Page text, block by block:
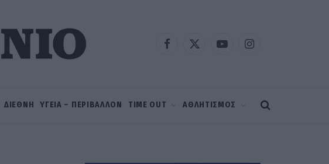
Facebook
X
YouTubeInstagram
ΔΙΕΘΝΗ ΥΓΕΙΑ – ΠΕΡΙΒΑΛΛΟΝ TIME OUT ΑΘΛΗΤΙΣΜΟΣ